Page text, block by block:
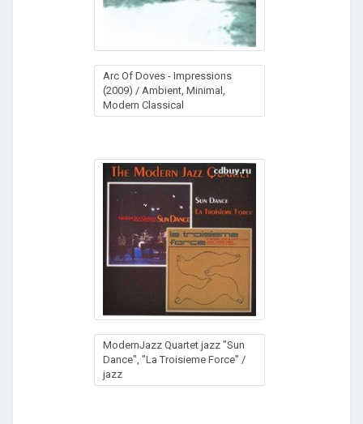
Arc Of Doves - Impressions
(2009) / Ambient, Minimal,
Modern Classical
ModernJazz Quartet jazz "Sun
Dance", "La Troisieme Force" /
jazz